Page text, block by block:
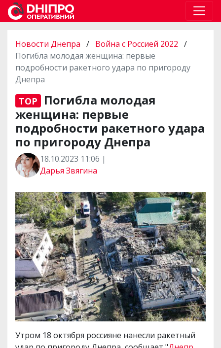
Новости Днепра / Война с Россией 2022 /
Погибла молодая женщина: первые
подробности ракетного удара по пригороду
Днепра
TOP
Погибла молодая
женщина: первые
подробности ракетного удара
по пригороду Днепра
18.10.2023 11:06 |
Дарья Звягина
Утром 18 октября россияне нанесли ракетный